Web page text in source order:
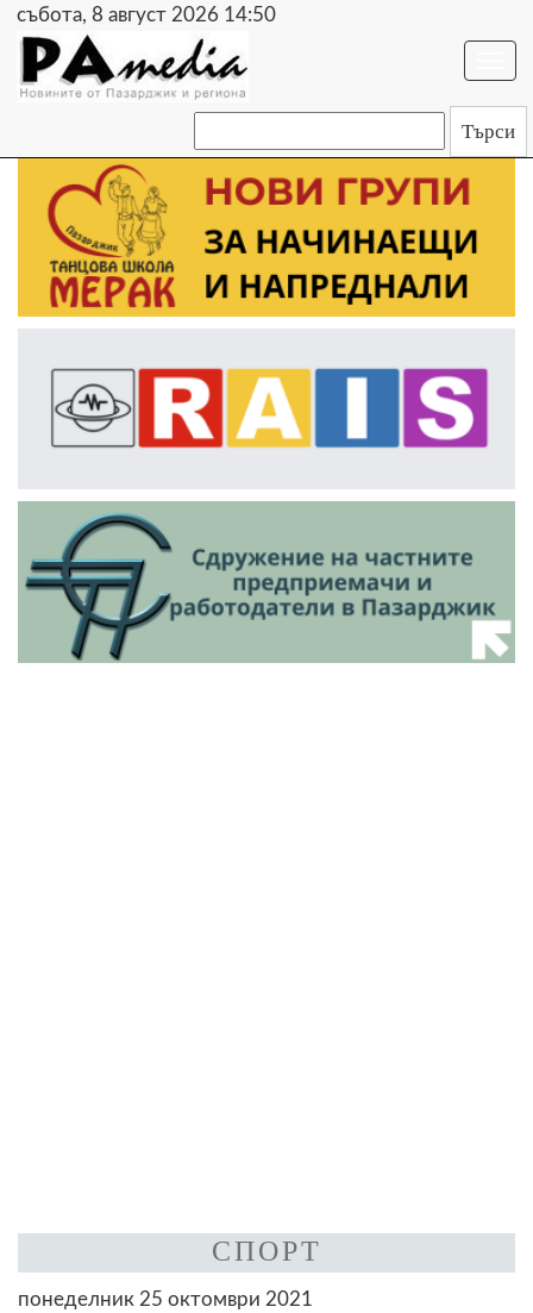
събота, 8 август 2026 14:50
СПОРТ
понеделник 25 октомври 2021